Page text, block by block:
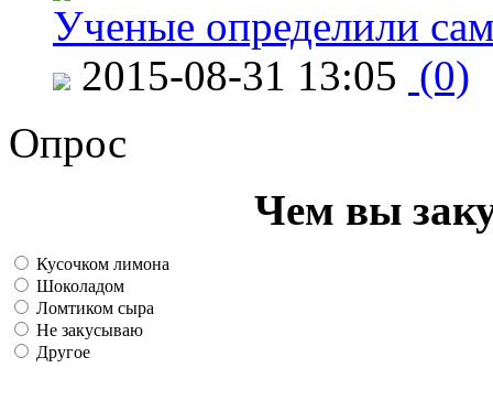
Ученые определили
2015-08-31 13:05 (0)
Опрос
Чем вы
Кусочком лимона
Шоколадом
Ломтиком сыра
Не закусываю
Другое